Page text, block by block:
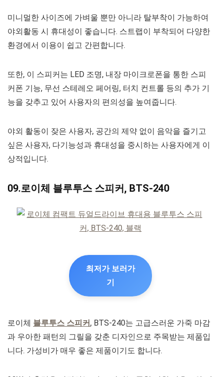
미니멀한 사이즈에 가벼울 뿐만 아니라 탈부착이 가능하여
야외활동 시 휴대성이 좋습니다. 스트랩이 부착되어 다양한
환경에서 이용이 쉽고 간편합니다.
또한, 이 스피커는 LED 조명, 내장 마이크로폰을 통한 스피
커폰 기능, 무선 스테레오 페어링, 터치 컨트롤 등의 추가 기
능을 갖추고 있어 사용자의 편의성을 높여줍니다.
야외 활동이 잦은 사용자, 공간의 제약 없이 음악을 즐기고
싶은 사용자, 다기능성과 휴대성을 중시하는 사용자에게 이
상적입니다.
09.로이체 블루투스 스피커, BTS-240
최저가 보러가
기
로이체 블루투스 스피커, BTS-240는 고급스러운 가죽 마감
과 우아한 패턴의 그릴을 갖춘 디자인으로 주목받는 제품입
니다. 가성비가 매우 좋은 제품이기도 합니다.